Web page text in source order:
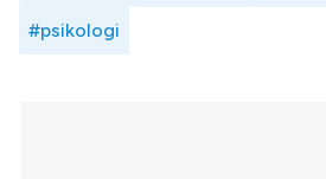
#psikologi